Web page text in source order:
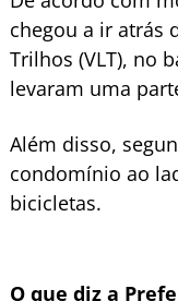
chegou a ir atrás
Trilhos (VLT), no
levaram uma
Além disso,
condomínio ao
bicicletas.
O que diz a